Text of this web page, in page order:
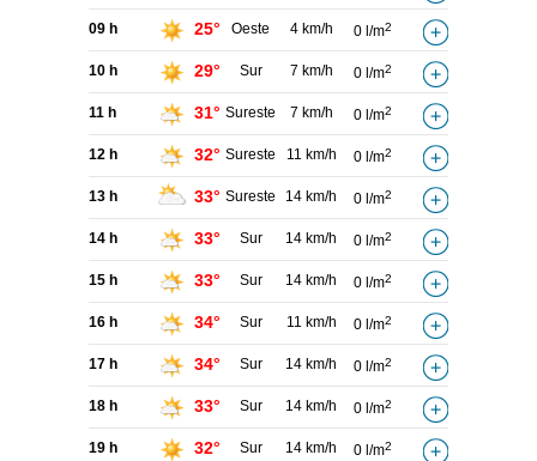
09 h 25° Oeste 4 km/h 0 l/m2
10 h 29° Sur 7 km/h 0 l/m2
11 h 31° Sureste 7 km/h 0 l/m2
12 h 32° Sureste 11 km/h 0 l/m2
13 h 33° Sureste 14 km/h 0 l/m2
14 h 33° Sur 14 km/h 0 l/m2
15 h 33° Sur 14 km/h 0 l/m2
16 h 34° Sur 11 km/h 0 l/m2
17 h 34° Sur 14 km/h 0 l/m2
18 h 33° Sur 14 km/h 0 l/m2
19 h 32° Sur 14 km/h 0 l/m2